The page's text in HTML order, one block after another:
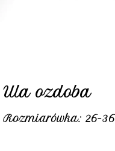
Ula ozdoba
Rozmiarówka: 26-36